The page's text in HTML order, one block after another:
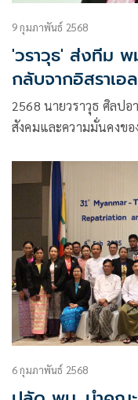
9 กุมภาพันธ์ 2568
'วราวุธ' ส่งทีม พ
กลับจากอิสราเ
จนท.ใน จว.บ้าน
ประเมินสิทธิสวัส
2568 นายวราวุธ ศิลปอ
สังคมและความมั่นคงข
เมื่อเวลา 07.49 น. ที่
คน ที่เดินทางกลับจากอิ
กลุ่มฮามาสเมื่อวันที่ 30
ส่งทั้ง 5 คนพร้อมครอบ
ของแต่ละคน
6 กุมภาพันธ์ 2568